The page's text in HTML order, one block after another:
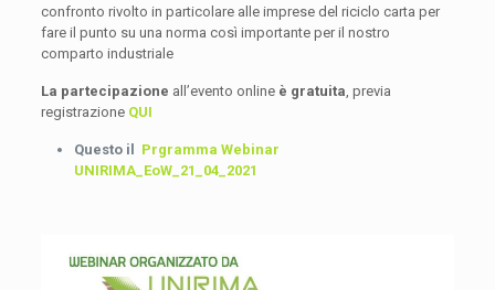
confronto rivolto in particolare alle imprese del riciclo carta per
fare il punto su una norma così importante per il nostro
comparto industriale
La partecipazione all’evento online è gratuita, previa
registrazione QUI
Questo il Prgramma Webinar
UNIRIMA_EoW_21_04_2021